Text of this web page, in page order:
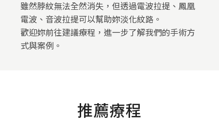
雖然脖紋無法全然消失，但透過電波拉提、鳳凰
電波、音波拉提可以幫助妳淡化紋路。
歡迎妳前往建議療程，進一步了解我們的手術方
式與案例。
推薦療程